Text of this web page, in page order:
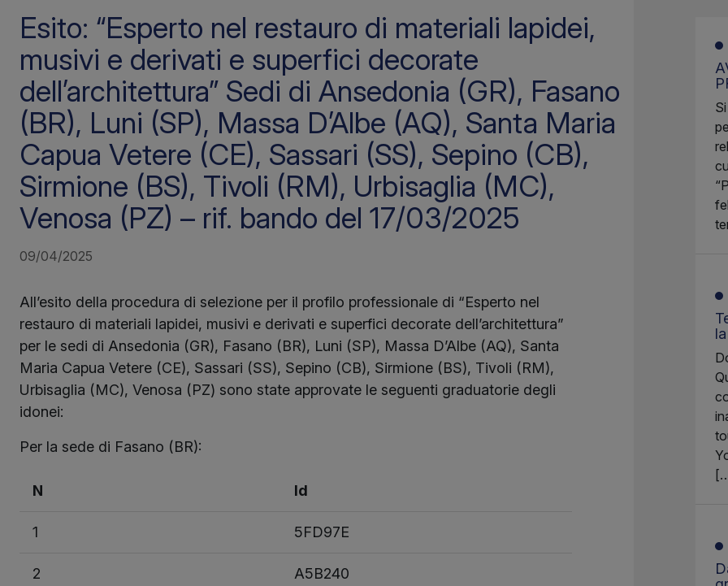
Esito: “Esperto nel restauro di materiali lapidei,
musivi e derivati e superfici decorate
dell’architettura” Sedi di Ansedonia (GR), Fasano
(BR), Luni (SP), Massa D’Albe (AQ), Santa Maria
Capua Vetere (CE), Sassari (SS), Sepino (CB),
Sirmione (BS), Tivoli (RM), Urbisaglia (MC),
Venosa (PZ) – rif. bando del 17/03/2025
09/04/2025
All’esito della procedura di selezione per il profilo professionale di “Esperto nel
restauro di materiali lapidei, musivi e derivati e superfici decorate dell’architettura”
per le sedi di Ansedonia (GR), Fasano (BR), Luni (SP), Massa D’Albe (AQ), Santa
Maria Capua Vetere (CE), Sassari (SS), Sepino (CB), Sirmione (BS), Tivoli (RM),
Urbisaglia (MC), Venosa (PZ) sono state approvate le seguenti graduatorie degli
idonei:
Per la sede di Fasano (BR):
N Id
1 5FD97E
2 A5B240